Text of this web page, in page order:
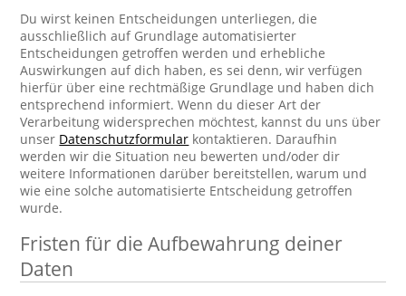
Du wirst keinen Entscheidungen unterliegen, die
ausschließlich auf Grundlage automatisierter
Entscheidungen getroffen werden und erhebliche
Auswirkungen auf dich haben, es sei denn, wir verfügen
hierfür über eine rechtmäßige Grundlage und haben dich
entsprechend informiert. Wenn du dieser Art der
Verarbeitung widersprechen möchtest, kannst du uns über
unser Datenschutzformular kontaktieren. Daraufhin
werden wir die Situation neu bewerten und/oder dir
weitere Informationen darüber bereitstellen, warum und
wie eine solche automatisierte Entscheidung getroffen
wurde.
Fristen für die Aufbewahrung deiner
Daten